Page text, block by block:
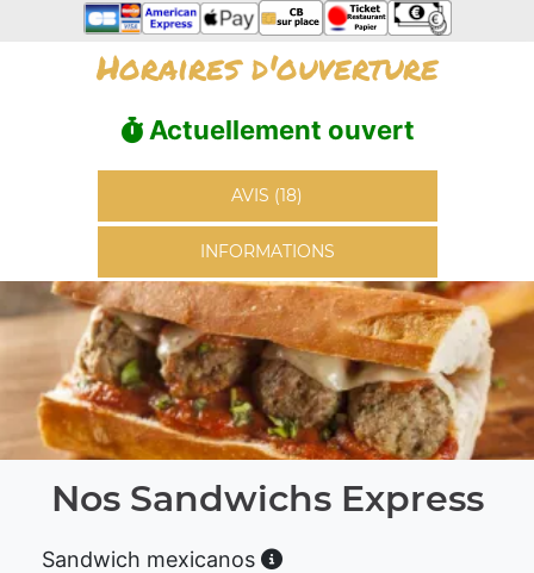
Horaires d'ouverture
Actuellement ouvert
AVIS (18)
INFORMATIONS
Nos Sandwichs Express
Sandwich mexicanos